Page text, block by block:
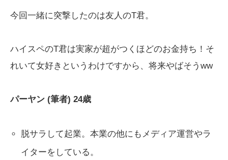
今回一緒に突撃したのは友人のT君。
ハイスペのT君は実家が超がつくほどのお金持ち！そ
れいて女好きというわけですから、将来やばそうww
パーヤン (筆者) 24歳
脱サラして起業。本業の他にもメディア運営やラ
イターをしている。